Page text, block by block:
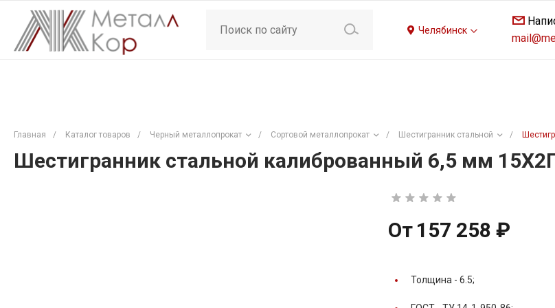
Челябинск
Главная / Каталог товаров / Черный металлопрокат / Сортовой металлопрокат / Шестигранник стальной /
Шестигранник стальной калиброванный 6,5 мм
От 157 258 ₽
Толщина - 6.5;